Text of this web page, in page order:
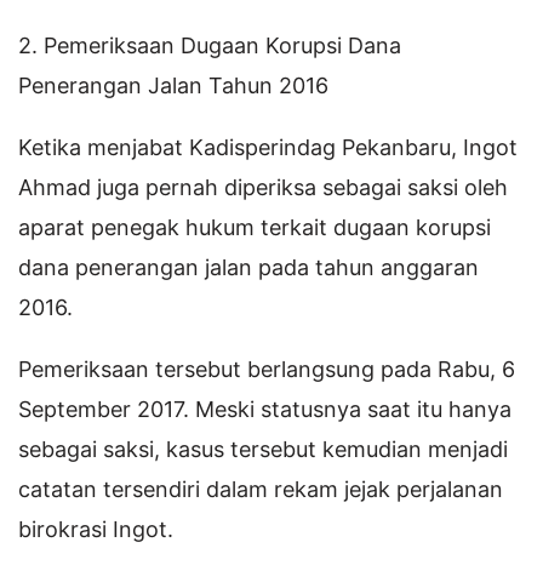
2. Pemeriksaan Dugaan Korupsi Dana
Penerangan Jalan Tahun 2016
Ketika menjabat Kadisperindag Pekanbaru, Ingot
Ahmad juga pernah diperiksa sebagai saksi oleh
aparat penegak hukum terkait dugaan korupsi
dana penerangan jalan pada tahun anggaran
2016.
Pemeriksaan tersebut berlangsung pada Rabu, 6
September 2017. Meski statusnya saat itu hanya
sebagai saksi, kasus tersebut kemudian menjadi
catatan tersendiri dalam rekam jejak perjalanan
birokrasi Ingot.